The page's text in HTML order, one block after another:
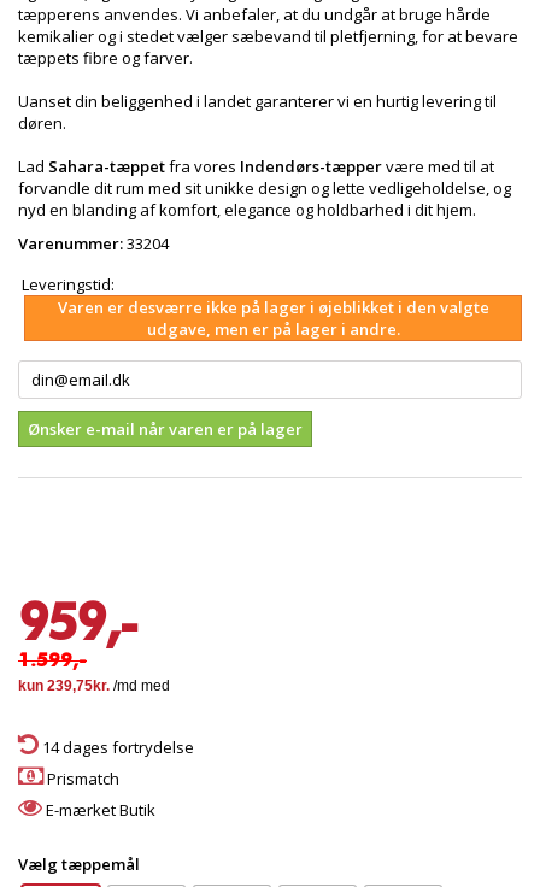
tæpperens anvendes. Vi anbefaler, at du undgår at bruge hårde
kemikalier og i stedet vælger sæbevand til pletfjerning, for at bevare
tæppets fibre og farver.
Uanset din beliggenhed i landet garanterer vi en hurtig levering til
døren.
Lad Sahara-tæppetfra vores Indendørs-tæppervære med til at
forvandle dit rum med sit unikke design og lette vedligeholdelse, og
nyd en blanding af komfort, elegance og holdbarhed i dit hjem.
Varenummer:33204
Leveringstid:
Varen er desværre ikke på lager i øjeblikket i den valgte
udgave, men er på lager i andre.
Ønsker e-mail når varen er på lager
959,-
1.599,-
14 dages fortrydelse
Prismatch
E-mærket Butik
Vælg tæppemål